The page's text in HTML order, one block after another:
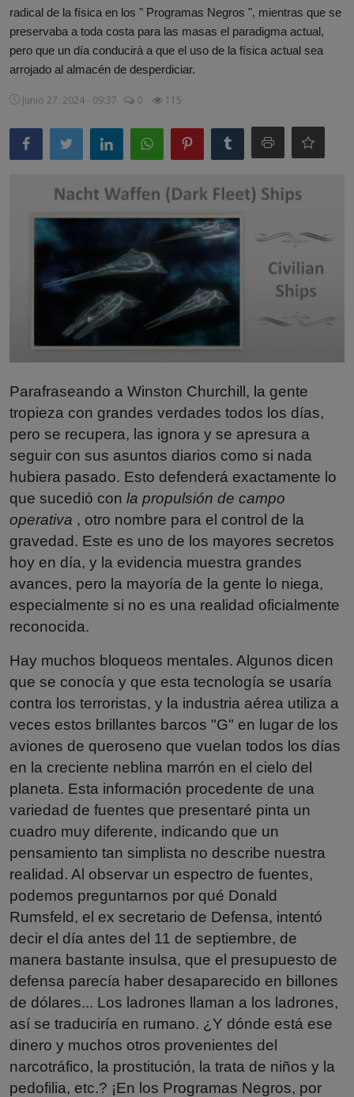
Misterios
Cultura
Mascotas
Viajes
Informatica
radical de la física en los " Programas Negros ", mientras que se
preservaba a toda costa para las masas el paradigma actual,
pero que un día conducirá a que el uso de la física actual sea
arrojado al almacén de desperdiciar.
Junio 27, 2024 - 09:37 0 115
Parafraseando a Winston Churchill, la gente
tropieza con grandes verdades todos los días,
pero se recupera, las ignora y se apresura a
seguir con sus asuntos diarios como si nada
hubiera pasado. Esto defenderá exactamente lo
que sucedió con la propulsión de campo
operativa , otro nombre para el control de la
gravedad. Este es uno de los mayores secretos
hoy en día, y la evidencia muestra grandes
avances, pero la mayoría de la gente lo niega,
especialmente si no es una realidad oficialmente
reconocida.
Hay muchos bloqueos mentales. Algunos dicen
que se conocía y que esta tecnología se usaría
contra los terroristas, y la industria aérea utiliza a
veces estos brillantes barcos "G" en lugar de los
aviones de queroseno que vuelan todos los días
en la creciente neblina marrón en el cielo del
planeta. Esta información procedente de una
variedad de fuentes que presentaré pinta un
cuadro muy diferente, indicando que un
pensamiento tan simplista no describe nuestra
realidad. Al observar un espectro de fuentes,
podemos preguntarnos por qué Donald
Rumsfeld, el ex secretario de Defensa, intentó
decir el día antes del 11 de septiembre, de
manera bastante insulsa, que el presupuesto de
defensa parecía haber desaparecido en billones
de dólares... Los ladrones llaman a los ladrones,
así se traduciría en rumano. ¿Y dónde está ese
dinero y muchos otros provenientes del
narcotráfico, la prostitución, la trata de niños y la
pedofilia, etc.? ¡En los Programas Negros, por